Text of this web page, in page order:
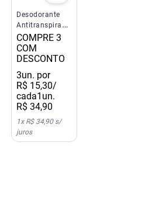
Desodorante
Antitranspirante
Aerossol
Rexona Men
Active Dry
COMPRE 3
COM
DESCONTO
3un. por
R$ 15,30/
cada1un.
R$ 34,90
1x R$ 34,90s/
juros